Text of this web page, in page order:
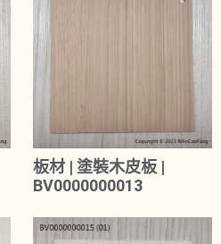
板材 | 塗裝木皮板 |
BV0000000013